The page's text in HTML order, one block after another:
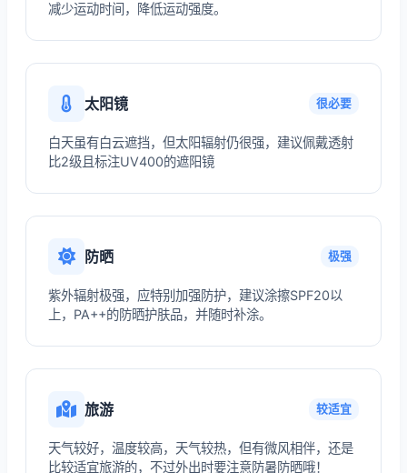
减少运动时间，降低运动强度。
太阳镜 很必要
白天虽有白云遮挡，但太阳辐射仍很强，建议佩戴透射
比2级且标注UV400的遮阳镜
防晒 极强
紫外辐射极强，应特别加强防护，建议涂擦SPF20以
上，PA++的防晒护肤品，并随时补涂。
旅游 较适宜
天气较好，温度较高，天气较热，但有微风相伴，还是
比较适宜旅游的，不过外出时要注意防暑防晒哦！